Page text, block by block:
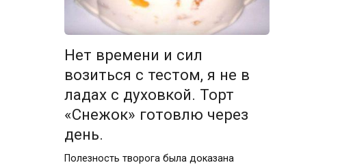
Нет времени и сил
возиться с тестом, я не в
ладах с духовкой. Торт
«Снежок» готовлю через
день.
Полезность творога была доказана